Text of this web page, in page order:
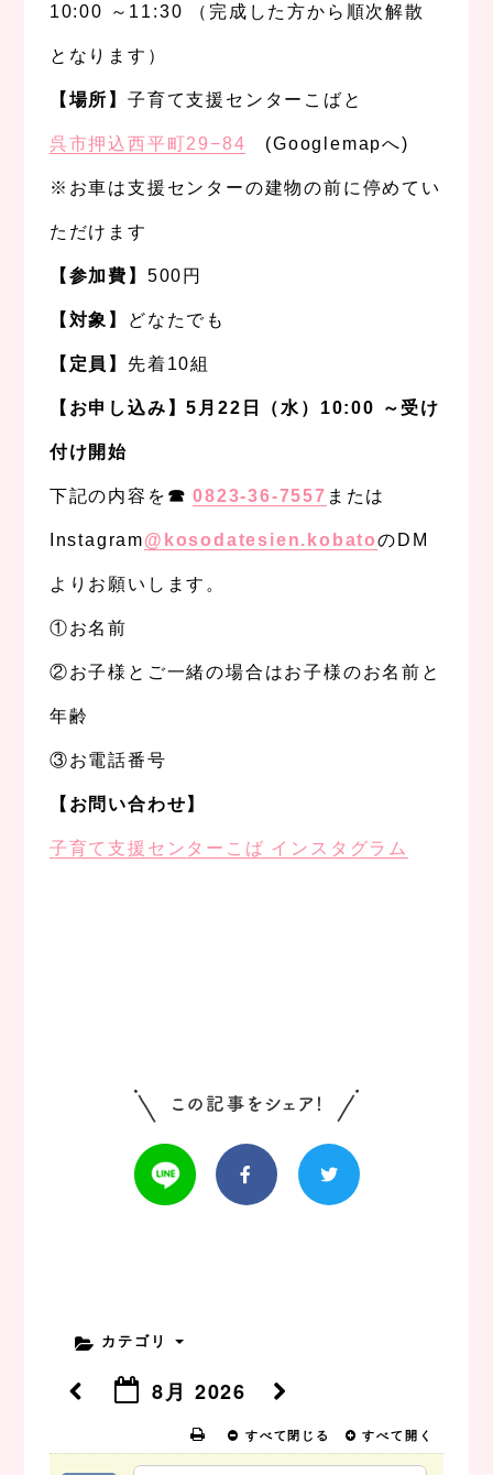
10:00 ～11:30 （完成した方から順次解散
となります）
【場所】 子育て支援センターこばと
呉市押込西平町29−84 (Googlemapへ)
※お車は支援センターの建物の前に停めてい
ただけます
【参加費】 500円
【対象】 どなたでも
【定員】 先着10組
【お申し込み】5月22日（水）10:00 ～受け
付け開始
下記の内容を ☎︎0823-36-7557 または
Instagram@kosodatesien.kobatoのDM
よりお願いします。
①お名前
②お子様とご一緒の場合はお子様のお名前と
年齢
③お電話番号
【お問い合わせ】
子育て支援センターこば インスタグラム
カテゴリ
8月 2026
すべて閉じる すべて開く